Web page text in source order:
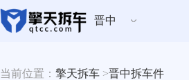
晋中
当前位置： 擎天拆车 >晋中拆车件